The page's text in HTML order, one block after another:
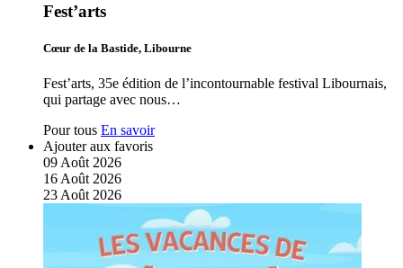
Fest’arts
Cœur de la Bastide, Libourne
Fest’arts, 35e édition de l’incontournable festival Libournais,
qui partage avec nous…
Pour tous En savoir
Ajouter aux favoris
09 Août 2026
16 Août 2026
23 Août 2026